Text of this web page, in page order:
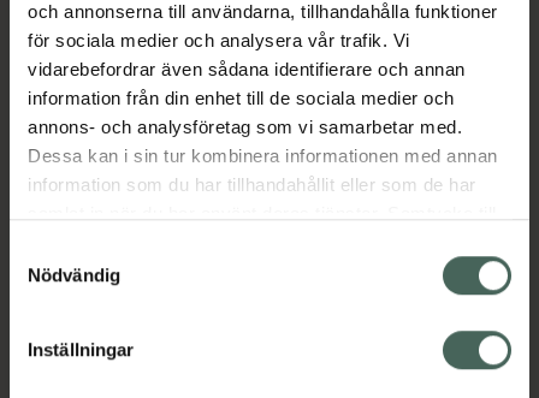
och annonserna till användarna, tillhandahålla funktioner
för sociala medier och analysera vår trafik. Vi
vidarebefordrar även sådana identifierare och annan
information från din enhet till de sociala medier och
annons- och analysföretag som vi samarbetar med.
Dessa kan i sin tur kombinera informationen med annan
information som du har tillhandahållit eller som de har
återkalla ditt samtycke via webbplatsens
cookieinställningar. Ett återkallat samtycke påverkar inte
lagligheten av behandling som skett innan återkallelsen.
Nödvändig
Inställningar
Beskrivning Dölj
Läs alltid bipacksedeln innan
användning.
EAN:
07046264170731
Bipacksedel från FASS Visa